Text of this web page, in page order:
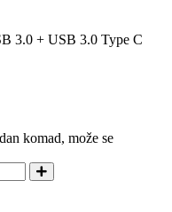
3.0 + USB 3.0 Type C
komad, može se